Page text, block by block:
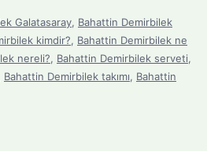
Galatasaray, Bahattin Demirbilek
kimdir?, Bahattin Demirbilek ne
nereli?, Bahattin Demirbilek serveti,
Bahattin Demirbilek takımı, Bahattin